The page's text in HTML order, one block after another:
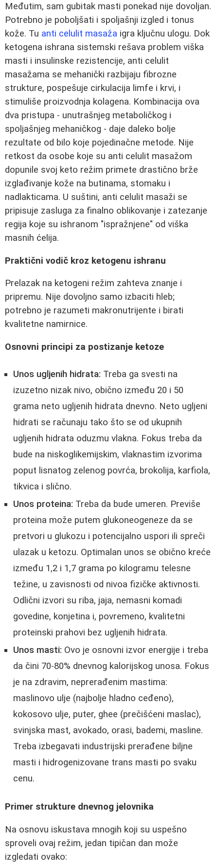
Međutim, sam gubitak masti ponekad nije dovoljan.
Potrebno je poboljšati i spoljašnji izgled i tonus
kože. Tu anti celulit masaža igra ključnu ulogu. Dok
ketogena ishrana sistemski rešava problem viška
masti i insulinske rezistencije, anti celulit
masažama se mehanički razbijaju fibrozne
strukture, pospešuje cirkulacija limfe i krvi, i
stimuliše proizvodnja kolagena. Kombinacija ova
dva pristupa - unutrašnjeg metaboličkog i
spoljašnjeg mehaničkog - daje daleko bolje
rezultate od bilo koje pojedinačne metode. Nije
retkost da osobe koje su anti celulit masažom
dopunile svoj keto režim primete drastično brže
izglađivanje kože na butinama, stomaku i
nadlakticama. U suštini, anti celulit masaži se
pripisuje zasluga za finalno oblikovanje i zatezanje
regija koje su ishranom "ispražnjene" od viška
masnih ćelija.
Praktični vodič kroz ketogenu ishranu
Prelazak na ketogeni režim zahteva znanje i
pripremu. Nije dovoljno samo izbaciti hleb;
potrebno je razumeti makronutrijente i birati
kvalitetne namirnice.
Osnovni principi za postizanje ketoze
Unos ugljenih hidrata: Treba ga svesti na
izuzetno nizak nivo, obično između 20 i 50
grama neto ugljenih hidrata dnevno. Neto ugljeni
hidrati se računaju tako što se od ukupnih
ugljenih hidrata oduzmu vlakna. Fokus treba da
bude na niskoglikemijskim, vlaknastim izvorima
poput lisnatog zelenog povrća, brokolija, karfiola,
tikvica i slično.
Unos proteina: Treba da bude umeren. Previše
proteina može putem glukoneogeneze da se
pretvori u glukozu i potencijalno uspori ili spreči
ulazak u ketozu. Optimalan unos se obično kreće
između 1,2 i 1,7 grama po kilogramu telesne
težine, u zavisnosti od nivoa fizičke aktivnosti.
Odlični izvori su riba, jaja, nemasni komadi
govedine, konjetina i, povremeno, kvalitetni
proteinski prahovi bez ugljenih hidrata.
Unos masti: Ovo je osnovni izvor energije i treba
da čini 70-80% dnevnog kalorijskog unosa. Fokus
je na zdravim, neprerađenim mastima:
maslinovo ulje (najbolje hladno ceđeno),
kokosovo ulje, puter, ghee (prečišćeni maslac),
svinjska mast, avokado, orasi, bademi, masline.
Treba izbegavati industrijski prerađene biljne
masti i hidrogenizovane trans masti po svaku
cenu.
Primer strukture dnevnog jelovnika
Na osnovu iskustava mnogih koji su uspešno
sproveli ovaj režim, jedan tipičan dan može
izgledati ovako: